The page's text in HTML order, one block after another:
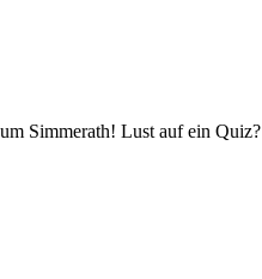
Simmerath! Lust auf ein Quiz?